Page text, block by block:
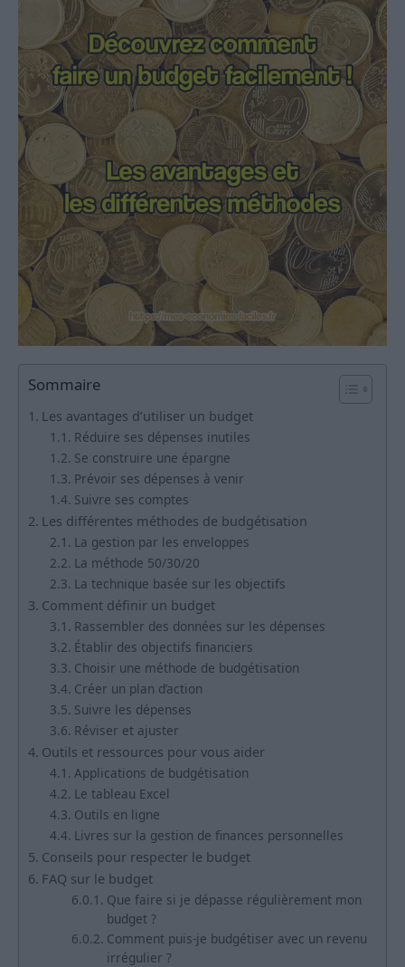
Sommaire
Les avantages d’utiliser un budget
Réduire ses dépenses inutiles
Se construire une épargne
Prévoir ses dépenses à venir
Suivre ses comptes
Les différentes méthodes de budgétisation
La gestion par les enveloppes
La méthode 50/30/20
La technique basée sur les objectifs
Comment définir un budget
Rassembler des données sur les dépenses
Établir des objectifs financiers
Choisir une méthode de budgétisation
Créer un plan d’action
Suivre les dépenses
Réviser et ajuster
Outils et ressources pour vous aider
Applications de budgétisation
Le tableau Excel
Outils en ligne
Livres sur la gestion de finances personnelles
Conseils pour respecter le budget
FAQ sur le budget
Que faire si je dépasse régulièrement mon
budget ?
Comment puis-je budgétiser avec un revenu
irrégulier ?